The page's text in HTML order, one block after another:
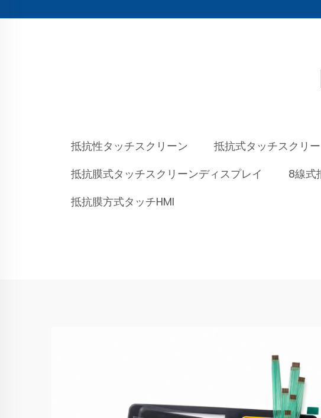
抵抗性タッチスクリーン 抵抗式タッチスクリ
抵抗膜式タッチスクリーンディスプレイ
8線式
抵抗膜方式タッチHMI